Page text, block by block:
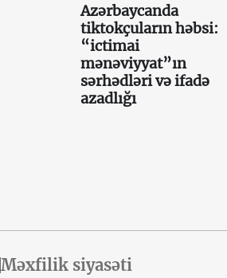
Azərbaycanda
tiktokçuların həbsi:
“ictimai
mənəviyyat”ın
sərhədləri və ifadə
azadlığı
Məxfilik siyasəti